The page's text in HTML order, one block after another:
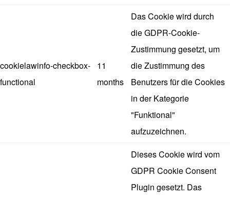
cookielawinfo-checkbox-
functional
11
months
Das Cookie wird durch
die GDPR-Cookie-
Zustimmung gesetzt, um
die Zustimmung des
Benutzers für die Cookies
in der Kategorie
"Funktional"
aufzuzeichnen.
Dieses Cookie wird vom
GDPR Cookie Consent
Plugin gesetzt. Das